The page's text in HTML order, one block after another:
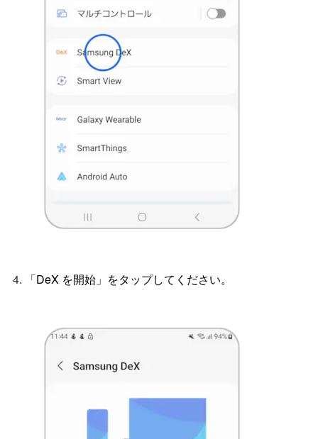
「DeX を開始」をタップしてください。